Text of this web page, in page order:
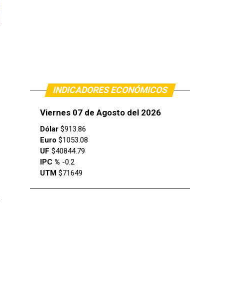
INDICADORES ECONÓMICOS
Viernes 07 de Agosto del 2026
Dólar $913.86
Euro $1053.08
UF $40844.79
IPC % -0.2
UTM $71649